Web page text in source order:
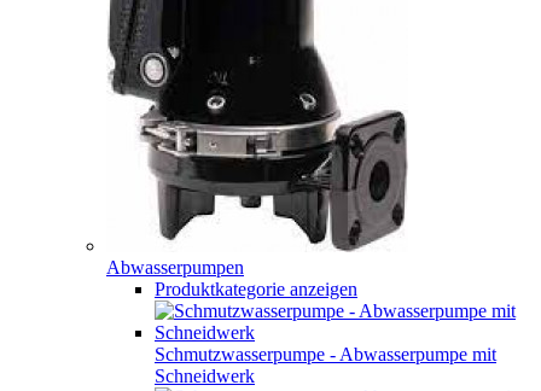
Abwasserpumpen
Produktkategorie anzeigen
Schmutzwasserpumpe - Abwasserpumpe mit
Schneidwerk